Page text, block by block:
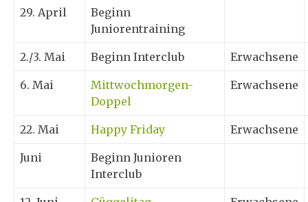
29. April
Beginn
Juniorentraining
2./3. Mai Beginn Interclub Erwachsene
6. Mai
Mittwochmorgen-
Doppel
Erwachsene
22. Mai Happy Friday Erwachsene
Juni
Beginn Junioren
Interclub